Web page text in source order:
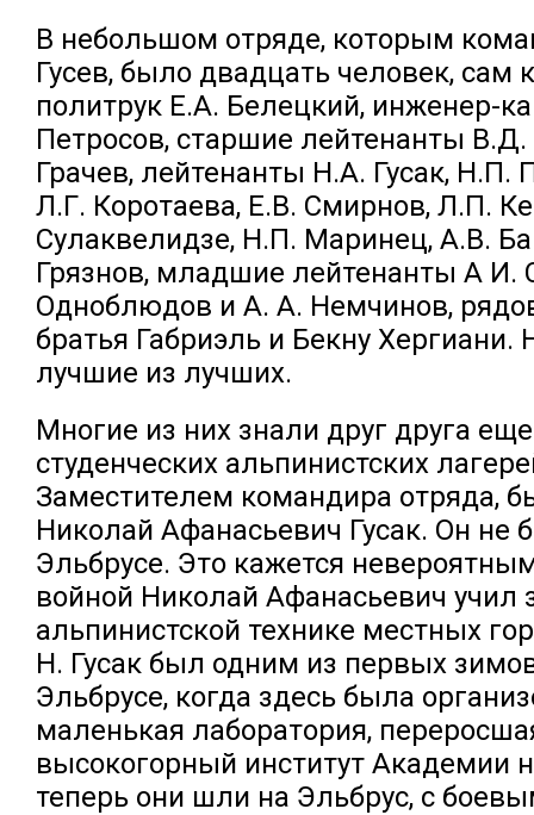
В небольшом отряде, которым
Гусев, было двадцать человек, сам
политрук Е.А. Белецкий, инженер-
Петросов, старшие лейтенанты
Грачев, лейтенанты Н.А. Гусак, Н.П.
Л.Г. Коротаева, Е.В. Смирнов, Л.П.
Сулаквелидзе, Н.П. Маринец, А.В.
Грязнов, младшие лейтенанты А И.
Одноблюдов и А. А. Немчинов,
братья Габриэль и Бекну Хергиани.
лучшие из лучших.
Многие из них знали друг друга
студенческих альпинистских
Заместителем командира отряда,
Николай Афанасьевич Гусак. Он не
Эльбрусе. Это кажется
войной Николай Афанасьевич учил
альпинистской технике местных
Н. Гусак был одним из первых
Эльбрусе, когда здесь была
маленькая лаборатория,
высокогорный институт Академии
теперь они шли на Эльбрус, с